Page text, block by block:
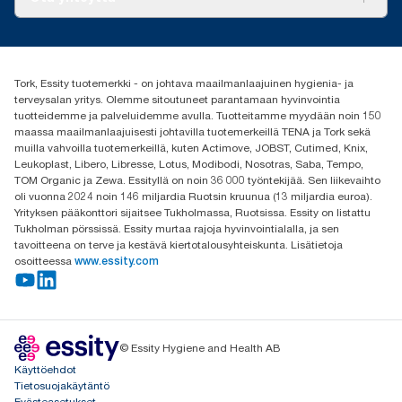
(+358) 9 5068 8222
Oy Essity Finland Ab
Revontulenkuja 1
02100 Espoo
Tork, Essity tuotemerkki - on johtava maailmanlaajuinen hygienia- ja
terveysalan yritys. Olemme sitoutuneet parantamaan hyvinvointia
tuotteidemme ja palveluidemme avulla. Tuotteitamme myydään noin 150
maassa maailmanlaajuisesti johtavilla tuotemerkeillä TENA ja Tork sekä
muilla vahvoilla tuotemerkeillä, kuten Actimove, JOBST, Cutimed, Knix,
Leukoplast, Libero, Libresse, Lotus, Modibodi, Nosotras, Saba, Tempo,
TOM Organic ja Zewa. Essityllä on noin 36 000 työntekijää. Sen liikevaihto
oli vuonna 2024 noin 146 miljardia Ruotsin kruunua (13 miljardia euroa).
Yrityksen pääkonttori sijaitsee Tukholmassa, Ruotsissa. Essity on listattu
Tukholman pörssissä. Essity murtaa rajoja hyvinvointialalla, ja sen
tavoitteena on terve ja kestävä kiertotalousyhteiskunta. Lisätietoja
osoitteessa www.essity.com
© Essity Hygiene and Health AB
Käyttöehdot
Tietosuojakäytäntö